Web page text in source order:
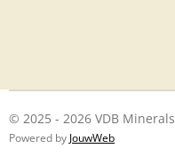
© 2025 - 2026 VDB Minerals
Powered by JouwWeb